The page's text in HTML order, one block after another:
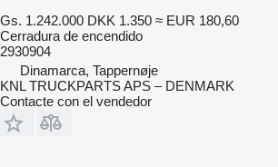
Gs. 1.242.000 DKK 1.350 ≈ EUR 180,60
Cerradura de encendido
2930904
Dinamarca, Tappernøje
KNL TRUCKPARTS APS – DENMARK
Contacte con el vendedor